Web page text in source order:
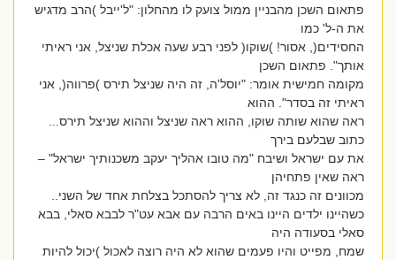
פתאום השכן מהבניין ממול צועק לו מהחלון: "ל'ייבל )הרב מדגיש
את ה-ל' כמו
החסידים(, אסור! )שוקו( לפני רבע שעה אכלת שניצל, אני ראיתי
אותך". פתאום השכן
מקומה חמישית אומר: "יוסל'ה, זה היה שניצל תירס )פרווה(, אני
ראיתי זה בסדר". ההוא
ראה שהוא שותה שוקו, ההוא ראה שניצל וההוא שניצל תירס...
כתוב שבלעם בירך
את עם ישראל ושיבח "מה טובו אהליך יעקב משכנותיך ישראל" –
ראה שאין פתחיהן
מכוונים זה כנגד זה, לא צריך להסתכל בצלחת אחד של השני..
כשהיינו ילדים היינו באים הרבה עם אבא עט"ר לבבא סאלי, בבא
סאלי בסעודה היה
שמח, מפייט והיו פעמים שהוא לא היה רוצה לאכול )יכול להיות